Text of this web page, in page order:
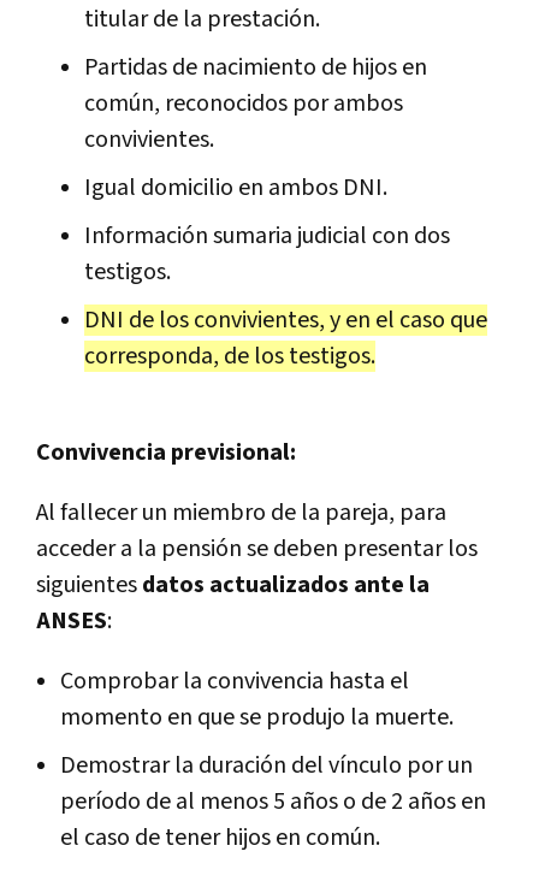
titular de la prestación.
Partidas de nacimiento de hijos en
común, reconocidos por ambos
convivientes.
Igual domicilio en ambos DNI.
Información sumaria judicial con dos
testigos.
DNI de los convivientes, y en el caso que
corresponda, de los testigos.
Convivencia previsional:
Al fallecer un miembro de la pareja, para
acceder a la pensión se deben presentar los
siguientesdatos actualizados ante la
ANSES:
Comprobar la convivencia hasta el
momento en que se produjo la muerte.
Demostrar la duración del vínculo por un
período de al menos 5 años o de 2 años en
el caso de tener hijos en común.